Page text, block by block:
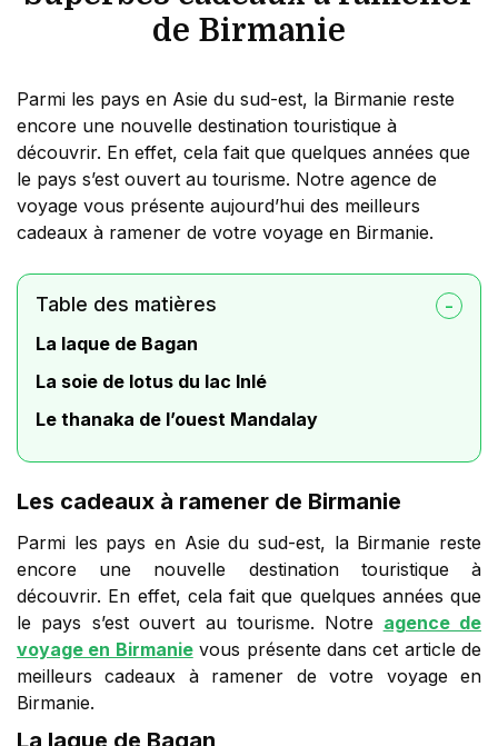
de Birmanie
Parmi les pays en Asie du sud-est, la Birmanie reste
encore une nouvelle destination touristique à
découvrir. En effet, cela fait que quelques années que
le pays s’est ouvert au tourisme. Notre agence de
voyage vous présente aujourd’hui des meilleurs
cadeaux à ramener de votre voyage en Birmanie.
Table des matières
La laque de Bagan
La soie de lotus du lac Inlé
Le thanaka de l’ouest Mandalay
Les cadeaux à ramener de Birmanie
Parmi les pays en Asie du sud-est, la Birmanie reste
encore une nouvelle destination touristique à
découvrir. En effet, cela fait que quelques années que
le pays s’est ouvert au tourisme. Notre agence de
voyage en Birmanievous présente dans cet article de
meilleurs cadeaux à ramener de votre voyage en
Birmanie.